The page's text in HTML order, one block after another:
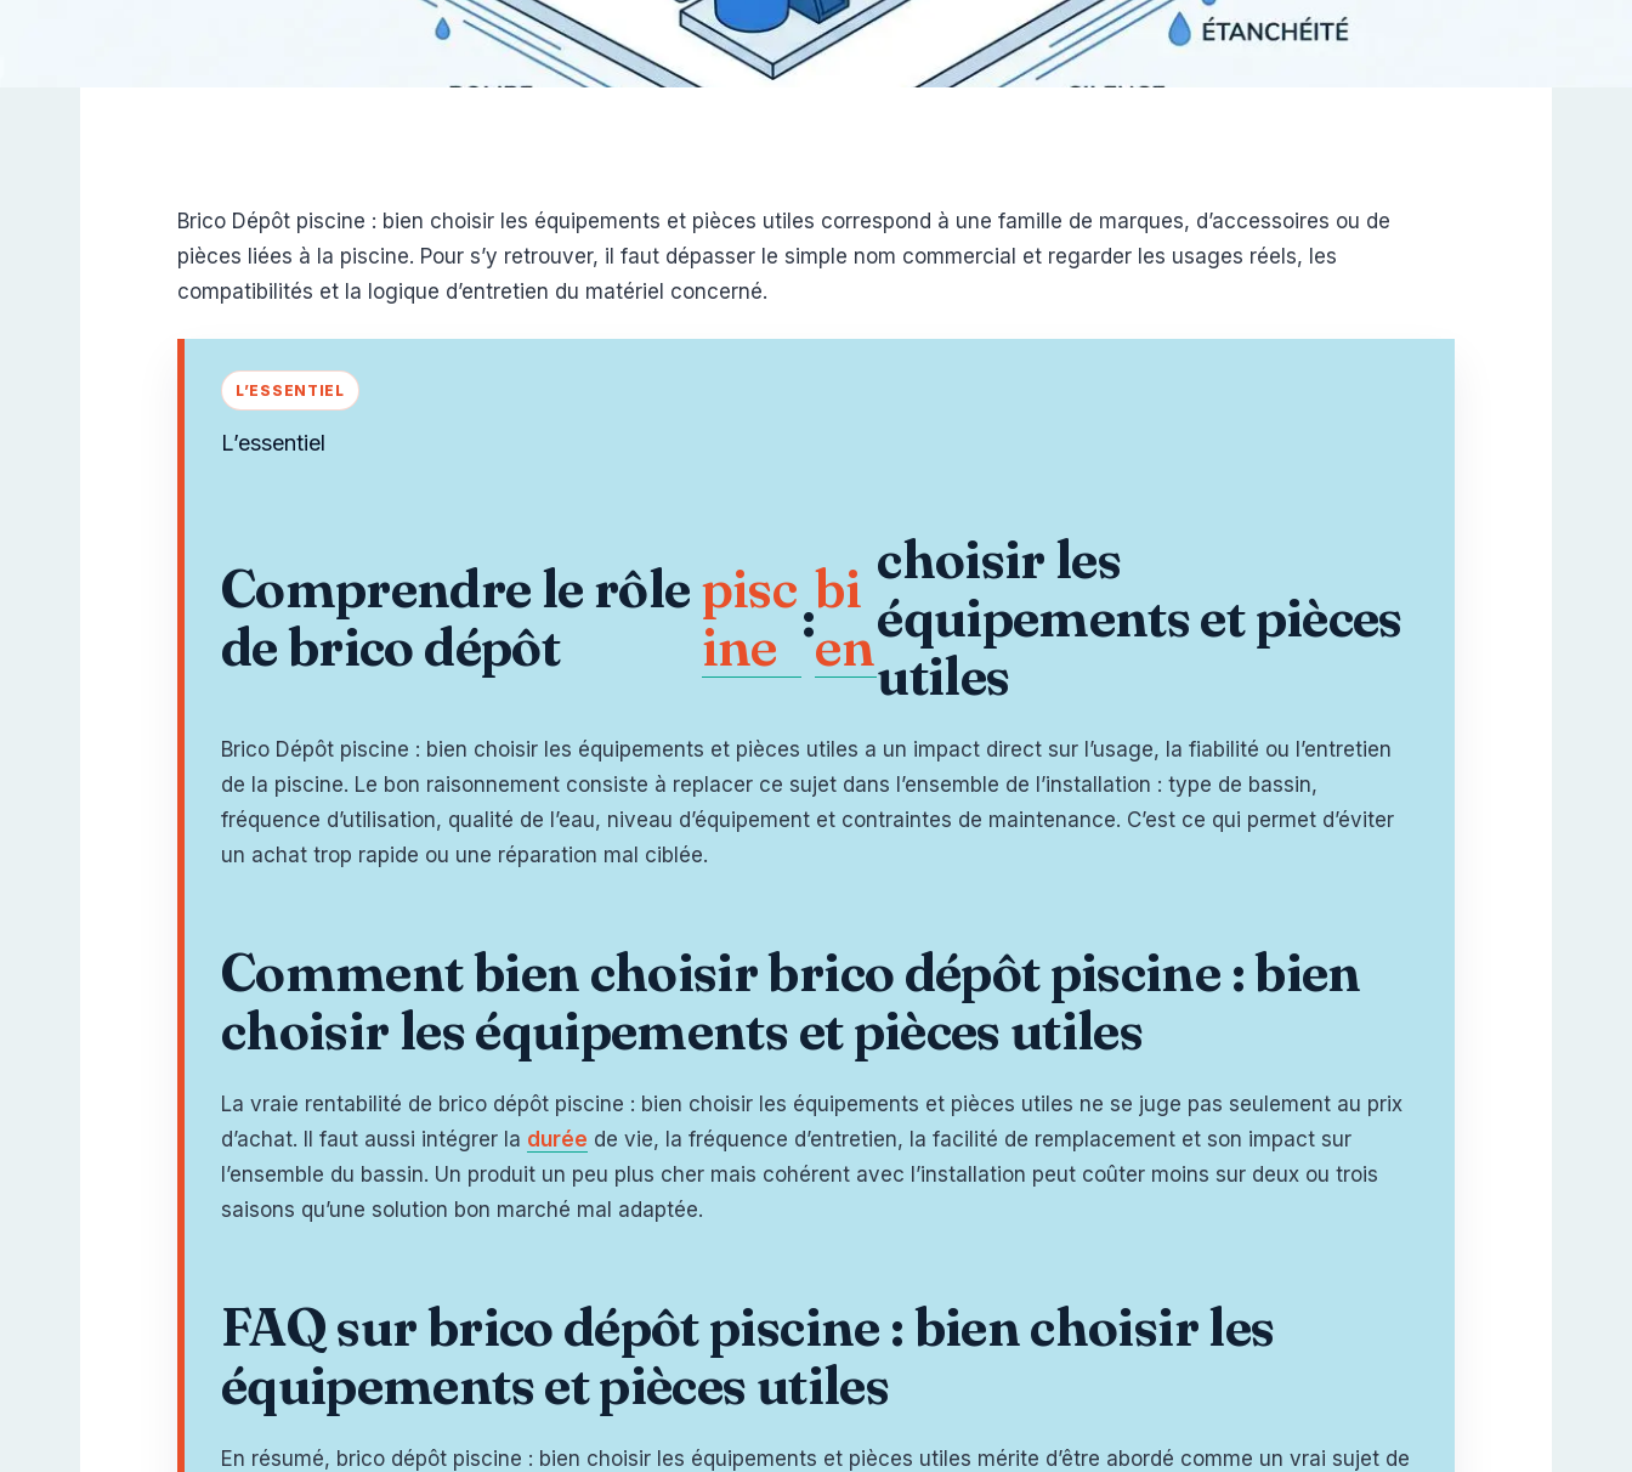
Brico Dépôt piscine : bien choisir les équipements et pièces utiles correspond à une famille de marques, d’accessoires ou de
pièces liées à la piscine. Pour s’y retrouver, il faut dépasser le simple nom commercial et regarder les usages réels, les
compatibilités et la logique d’entretien du matériel concerné.
L’essentiel
Comprendre le rôle
de brico dépôt
pisc
ine :bi
en
choisir les
équipements et pièces
utiles
Brico Dépôt piscine : bien choisir les équipements et pièces utiles a un impact direct sur l’usage, la fiabilité ou l’entretien
de la piscine. Le bon raisonnement consiste à replacer ce sujet dans l’ensemble de l’installation : type de bassin,
fréquence d’utilisation, qualité de l’eau, niveau d’équipement et contraintes de maintenance. C’est ce qui permet d’éviter
un achat trop rapide ou une réparation mal ciblée.
Comment bien choisir brico dépôt piscine : bien
choisir les équipements et pièces utiles
La vraie rentabilité de brico dépôt piscine : bien choisir les équipements et pièces utiles ne se juge pas seulement au prix
d’achat. Il faut aussi intégrer la durée de vie, la fréquence d’entretien, la facilité de remplacement et son impact sur
l’ensemble du bassin. Un produit un peu plus cher mais cohérent avec l’installation peut coûter moins sur deux ou trois
saisons qu’une solution bon marché mal adaptée.
FAQ sur brico dépôt piscine : bien choisir les
équipements et pièces utiles
En résumé, brico dépôt piscine : bien choisir les équipements et pièces utiles mérite d’être abordé comme un vrai sujet de